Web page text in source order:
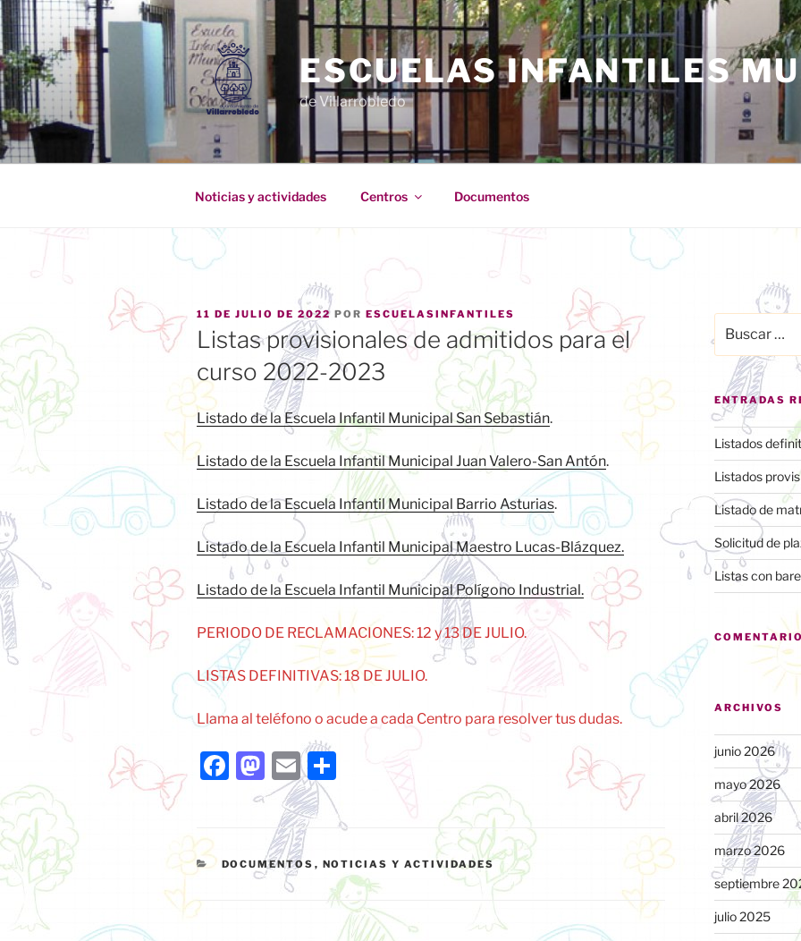
Saltar
al
contenido
ESCUELAS INFANTILES
de Villarrobledo
Noticias y actividades Centros Documentos
PUBLICADO
EL
11 DE JULIO DE 2022 POR ESCUELASINFANTILES
Listas provisionales de admitidos para el
curso 2022-2023
Listado de la Escuela Infantil Municipal San Sebastián.
Listado de la Escuela Infantil Municipal Juan Valero-San Antón.
Listado de la Escuela Infantil Municipal Barrio Asturias.
Listado de la Escuela Infantil Municipal Maestro Lucas-Blázquez.
Listado de la Escuela Infantil Municipal Polígono Industrial.
PERIODO DE RECLAMACIONES: 12 y 13 DE JULIO.
LISTAS DEFINITIVAS: 18 DE JULIO.
Llama al teléfono o acude a cada Centro para resolver tus dudas.
F
e
M
a
st
o
d
E
m
ai
l
m
p
ar
tir
CATEGORÍAS
DOCUMENTOS , NOTICIAS Y ACTIVIDADES
por:
ENTRADAS
Listados
Listados
Listado de
Solicitud de
Listas con
ARCHIVOS
junio 2026
mayo 2026
abril 2026
marzo 2026
septiembre
julio 2025